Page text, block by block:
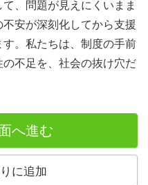
、問題が見えにくいまま
安が深刻化してから支援
。私たちは、制度の手前
不足を、社会の抜け穴だ
へ進む
に追加